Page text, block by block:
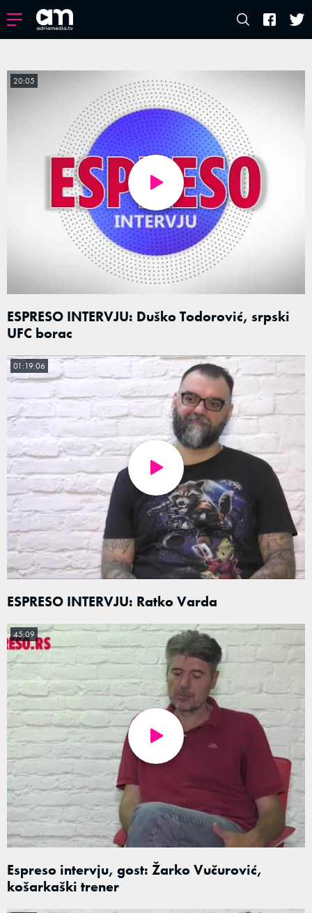
ESPRESO INTERVJU: Duško Todorović, srpski
UFC borac
20:05
ESPRESO INTERVJU: Ratko Varda
01:19:06
Espreso intervju, gost: Žarko Vučurović,
košarkaški trener
45:09